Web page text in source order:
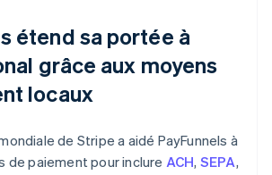
étend sa portée à
grâce aux moyens
locaux
de Stripe a aidé PayFunnels à
de paiement pour inclure ACH, SEPA,